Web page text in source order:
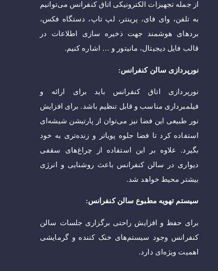
از جمله تجهیزات الکترونیکی اتاق کنفرانس می‌توانیم
به تلفن، وای فای، پرینتر، لپ تاپ، دستگاه فکس،
بردهای هوشمند جهت ذخیره سازی اطلاعات در
قالب فایل دیجیتال، مانیتور و … اشاره کنیم.
نورپردازی سالن کنفرانس:
نورپردازی اتاق کنفرانس باید برای ارائه و
فیلمبرداری مناسب و قابل تنظیم باشد. برای افزایش
نور طبیعی این فضا نیز می‌توان از پارتیشن شیشه‌ای
استفاده کرد تا فضا جلوه پویاتر و زنده‌تری به خود
بگیرد. علاوه بر این استفاده از چراغ‌های سقفی
دیواری در سالن کنفرانس باعث روشنایی و انرژی
بیشتر محیط خواهد شد.
سیستم تهویه مطبوع سالن کنفرانس:
برای حفظ و افزایش راحتی برگزاری جلسات سالن
کنفرانس وجود سیستم‌های خنک کننده و گرمایشی
اهمیت ویژه‌ای دارد.